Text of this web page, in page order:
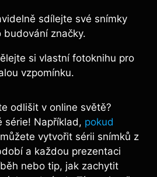
sdílejte své snímky
budování značky.
si vlastní fotoknihu pro
vzpomínku.
odlišit v online světě?
série! Například, pokud
vytvořit sérii snímků z
a každou prezentaci
nebo tip, jak zachytit